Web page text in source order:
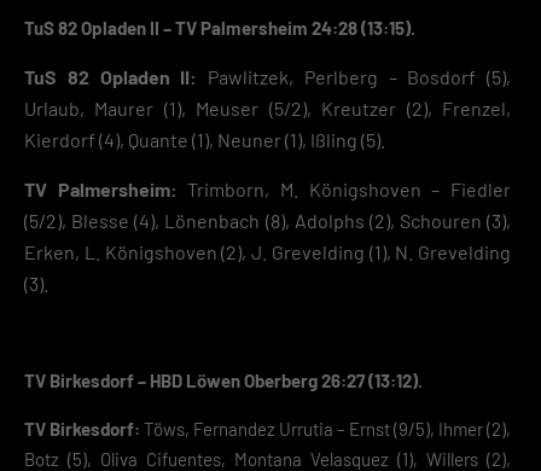
TuS 82 Opladen II – TV Palmersheim 24:28 (13:15).
TuS 82 Opladen II:
Pawlitzek, Perlberg – Bosdorf (5),
Urlaub, Maurer (1), Meuser (5/2), Kreutzer (2), Frenzel,
Kierdorf (4), Quante (1), Neuner (1), Ißling (5).
TV Palmersheim: Trimborn, M. Königshoven – Fiedler
(5/2), Blesse (4), Lönenbach (8), Adolphs (2), Schouren (3),
Erken, L. Königshoven (2), J. Grevelding (1), N. Grevelding
(3).
TV Birkesdorf – HBD Löwen Oberberg 26:27 (13:12).
TV Birkesdorf: Töws, Fernandez Urrutia – Ernst (9/5), Ihmer (2),
Botz (5), Oliva Cifuentes, Montana Velasquez (1), Willers (2),